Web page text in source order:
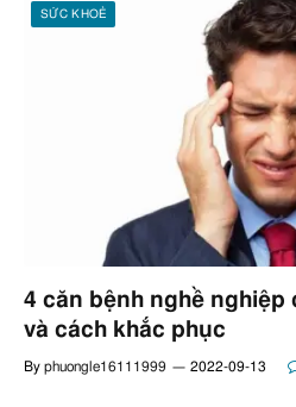
SỨC KHOẺ
4 căn bệnh nghề nghiệp
và cách khắc phục
By phuongle16111999 2022-09-13